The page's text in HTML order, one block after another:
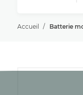
Accueil Batterie